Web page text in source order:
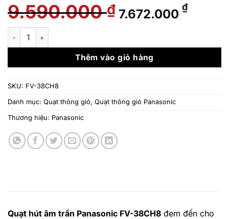
9.590.000₫ Giá
gốc
9.590.000 ₫.
7.672.000 ₫Giá
là:
Quạt hút âm trần Panasonic FV-38CH8 số lượng
Thêm vào giỏ hàng
SKU: FV-38CH8
Danh mục: Quạt thông gió, Quạt thông gió Panasonic
Thương hiệu: Panasonic
Quạt hút âm trần Panasonic FV-38CH8 đem đến cho